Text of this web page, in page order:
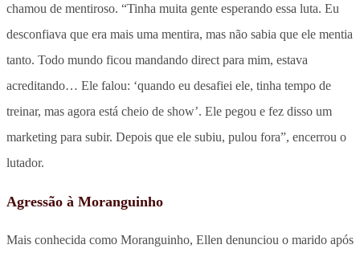
chamou de mentiroso. “Tinha muita gente esperando essa luta. Eu
desconfiava que era mais uma mentira, mas não sabia que ele mentia
tanto. Todo mundo ficou mandando direct para mim, estava
acreditando… Ele falou: ‘quando eu desafiei ele, tinha tempo de
treinar, mas agora está cheio de show’. Ele pegou e fez disso um
marketing para subir. Depois que ele subiu, pulou fora”, encerrou o
lutador.
Agressão à Moranguinho
Mais conhecida como Moranguinho, Ellen denunciou o marido após